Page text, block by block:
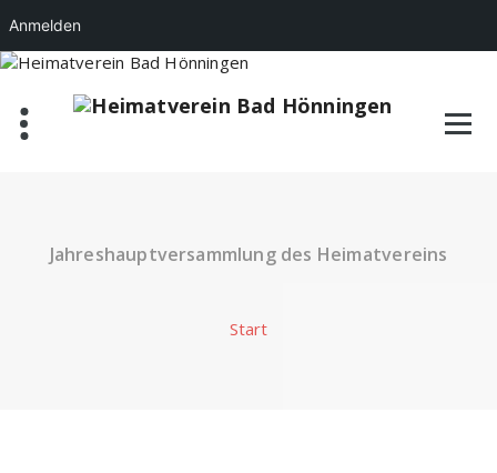
Anmelden
Zum
springen
Jahreshauptversammlung des Heimatvereins
Start